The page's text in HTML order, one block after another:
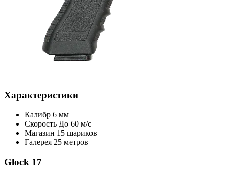
Характеристики
Калибр 6 мм
Скорость До 60 м/с
Магазин 15 шариков
Галерея 25 метров
Glock 17